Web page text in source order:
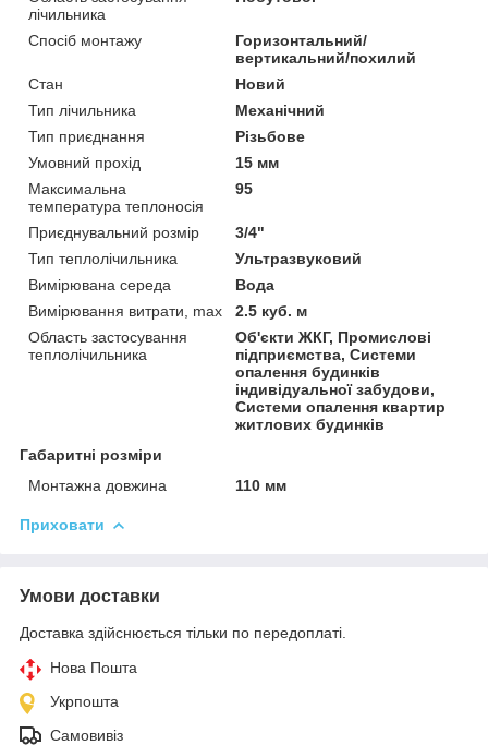
лічильника
Спосіб монтажу
Горизонтальний/
вертикальний/похилий
Стан
Новий
Тип лічильника
Механічний
Тип приєднання
Різьбове
Умовний прохід
15 мм
Максимальна
температура теплоносія
95
Приєднувальний розмір
3/4"
Тип теплолічильника
Ультразвуковий
Вимірювана середа
Вода
Вимірювання витрати, max
2.5 куб. м
Область застосування
теплолічильника
Об'єкти ЖКГ, Промислові
підприємства, Системи
опалення будинків
індивідуальної забудови,
Системи опалення квартир
житлових будинків
Габаритні розміри
Монтажна довжина
110 мм
Приховати
Умови доставки
Доставка здійснюється тільки по передоплаті.
Нова Пошта
Укрпошта
Самовивіз